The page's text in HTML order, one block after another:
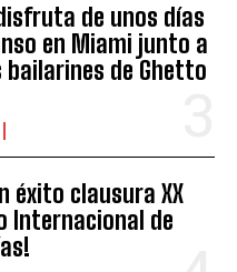
de unos días
en Miami junto a
bailarines de Ghetto
éxito clausura XX
Internacional de